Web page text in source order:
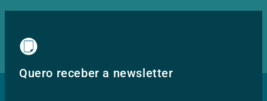
Quero receber a newsletter